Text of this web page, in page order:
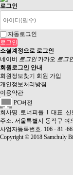
로그인
자동로그인
소셜계정으로 로그인
네이버 로그인 카카오 로그
회원로그인 안내
회원정보찾기
회원 가입
개인정보처리방침
이용약관
PC버전
회사명 .토너피플 l 대표 .신
주소. 서울특별시 동작구 여
사업자등록번호. 106 - 81 -
Copyright © 2018 Samchuly